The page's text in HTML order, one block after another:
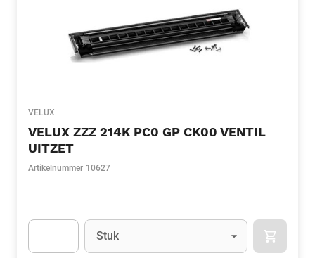
VELUX
VELUX ZZZ 214K PC0 GP CK00 VENTIL
UITZET
Artikelnummer 10627
Eenheid
Stuk